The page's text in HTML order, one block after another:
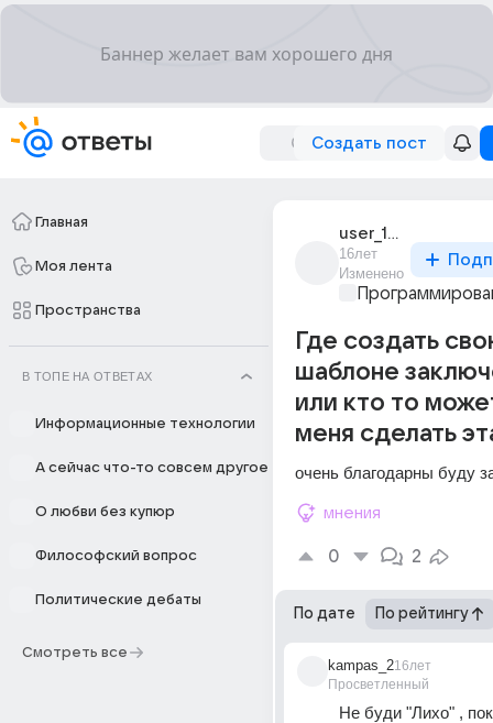
Создать пост
Главная
Моя лента
Пространства
В ТОПЕ НА ОТВЕТАХ
Информационные технологии
А сейчас что-то совсем другое
О любви без купюр
Философский вопрос
Политические дебаты
Смотреть все
user_15615004
16лет
Изменено
Где создать
шаблоне
или кто то
меня сделать
очень благодарны буду
мнения
0 2
По дате По рейтингу
kampas_2
Просветленный
16лет
Не буди "Лихо" ,